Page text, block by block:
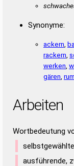
Synonyme:
ackern
rackern
werken
gären
Arbeiten
Wortbedeutung
ausführende,